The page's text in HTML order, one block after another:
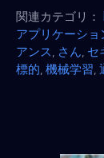
関連カテゴリ：
アプリケーショ
アンス さん セ
標的 機械学習